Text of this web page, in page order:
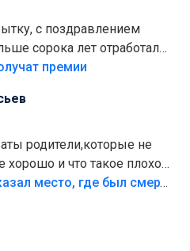
с поздравлением
сорока лет отработали
премии
родители,которые не
хорошо и что такое плохо!
безумия,есть же
«Попал на пику»: СК показал место, где был смертельно травмирован ребенок в Тольятти